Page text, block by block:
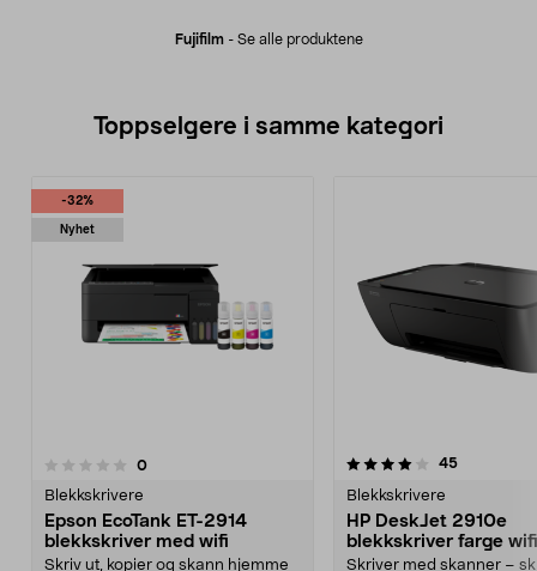
Fujifilm- Se alle produktene
Toppselgere i samme kategori
-32%
Nyhet
0anmeldelser
Blekkskrivere
Epson EcoTank ET-2914
blekkskriver med wifi
Skriv ut, kopier og skann hjemme
4.0 av 5 stjerner 45
Blekkskrivere
HP DeskJet 2910e
blekkskriver farge wifi
Skriver med skanner –
4.5 av 5 stjerner